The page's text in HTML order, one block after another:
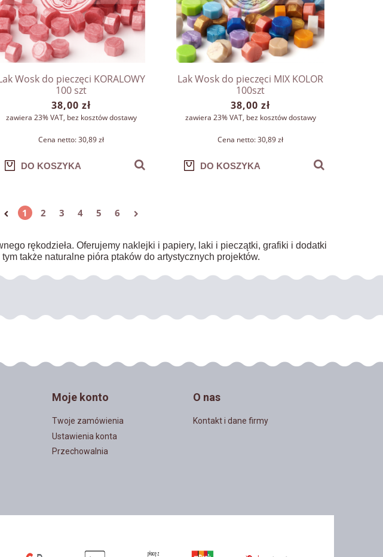
Wosk do pieczęci KORALOWY
100 szt
38,00 zł
zawiera 23% VAT, bez kosztów dostawy
Cena netto:30,89 zł
DO KOSZYKA
Lak Wosk do pieczęci MIX KOLOR
100szt
38,00 zł
zawiera 23% VAT, bez kosztów dostawy
Cena netto:30,89 zł
DO KOSZYKA
1 2 3 4 5 6
rękodzieła. Oferujemy naklejki i papiery, laki i pieczątki, grafiki i dodatki
także naturalne pióra ptaków do artystycznych projektów.
Moje konto
Twoje zamówienia
Ustawienia konta
Przechowalnia
O nas
Kontakt i dane firmy